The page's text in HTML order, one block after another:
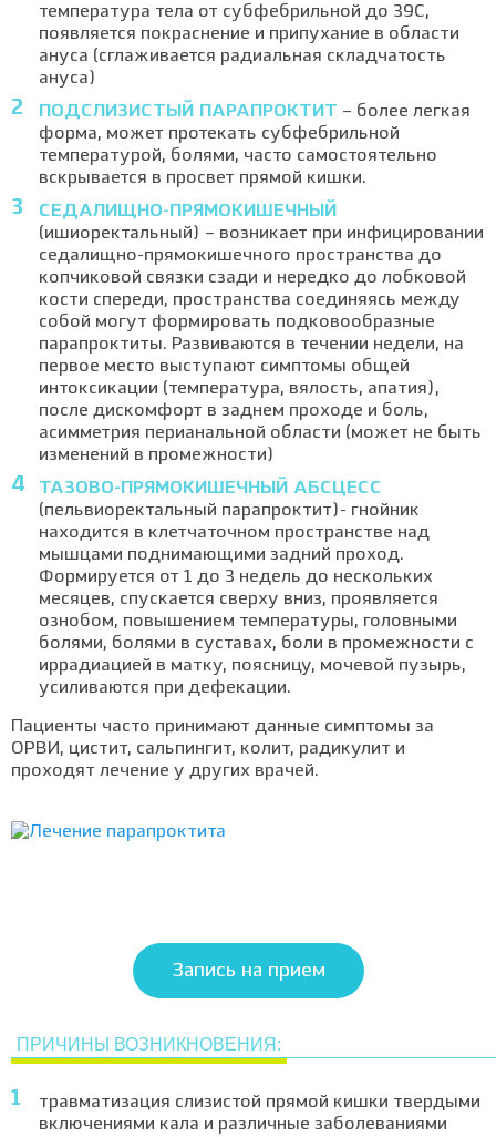
температура тела от субфебрильной до 39С,
появляется покраснение и припухание в области
ануса (сглаживается радиальная складчатость
ануса)
ПОДСЛИЗИСТЫЙ ПАРАПРОКТИТ – более легкая
форма, может протекать субфебрильной
температурой, болями, часто самостоятельно
вскрывается в просвет прямой кишки.
СЕДАЛИЩНО-ПРЯМОКИШЕЧНЫЙ
(ишиоректальный) – возникает при инфицировании
седалищно-прямокишечного пространства до
копчиковой связки сзади и нередко до лобковой
кости спереди, пространства соединяясь между
собой могут формировать подковообразные
парапроктиты. Развиваются в течении недели, на
первое место выступают симптомы общей
интоксикации (температура, вялость, апатия),
после дискомфорт в заднем проходе и боль,
асимметрия перианальной области (может не быть
изменений в промежности)
ТАЗОВО-ПРЯМОКИШЕЧНЫЙ АБСЦЕСС
(пельвиоректальный парапроктит)- гнойник
находится в клетчаточном пространстве над
мышцами поднимающими задний проход.
Формируется от 1 до 3 недель до нескольких
месяцев, спускается сверху вниз, проявляется
ознобом, повышением температуры, головными
болями, болями в суставах, боли в промежности с
иррадиацией в матку, поясницу, мочевой пузырь,
усиливаются при дефекации.
Пациенты часто принимают данные симптомы за
ОРВИ, цистит, сальпингит, колит, радикулит и
проходят лечение у других врачей.
Запись на прием
ПРИЧИНЫ ВОЗНИКНОВЕНИЯ:
травматизация слизистой прямой кишки твердыми
включениями кала и различные заболеваниями